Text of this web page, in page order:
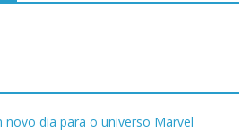
dia para o universo Marvel